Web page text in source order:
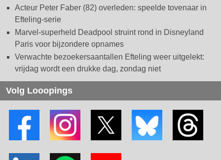
Acteur Peter Faber (82) overleden: speelde tovenaar in
Efteling-serie
Marvel-superheld Deadpool struint rond in Disneyland
Paris voor bijzondere opnames
Verwachte bezoekersaantallen Efteling weer uitgelekt:
vrijdag wordt een drukke dag, zondag niet
Volg Looopings